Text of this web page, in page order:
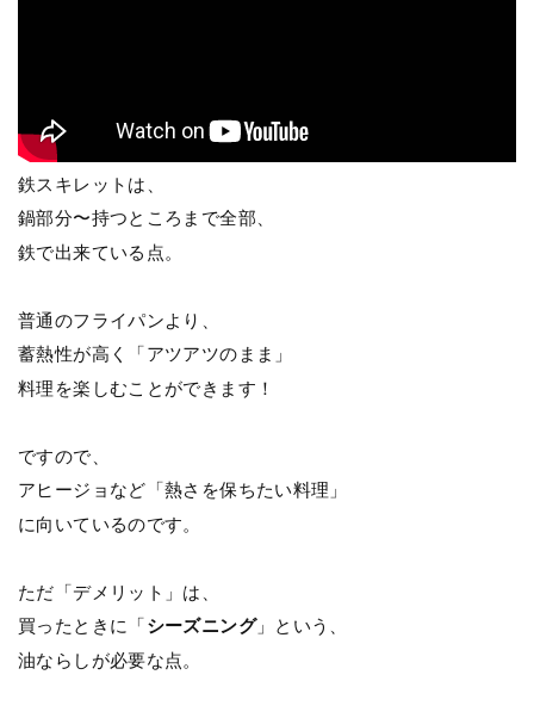
鉄スキレットは、
鍋部分〜持つところまで全部、
鉄で出来ている点。
普通のフライパンより、
蓄熱性が高く「アツアツのまま」
料理を楽しむことができます！
ですので、
アヒージョなど「熱さを保ちたい料理」
に向いているのです。
ただ「デメリット」は、
買ったときに「シーズニング」という、
油ならしが必要な点。